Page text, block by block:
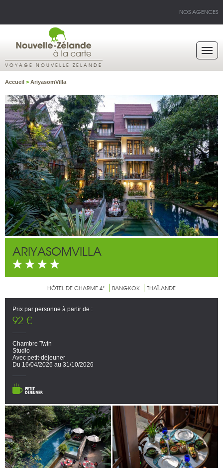
NOS AGENCES
VOYAGE NOUVELLE ZELANDE
Accueil > AriyasomVilla
ARIYASOMVILLA
HÔTEL DE CHARME 4* BANGKOK THAÏLANDE
Prix par personne à partir de :
92 €
Chambre Twin
Studio
Avec petit-déjeuner
Du 16/04/2026 au 31/10/2026